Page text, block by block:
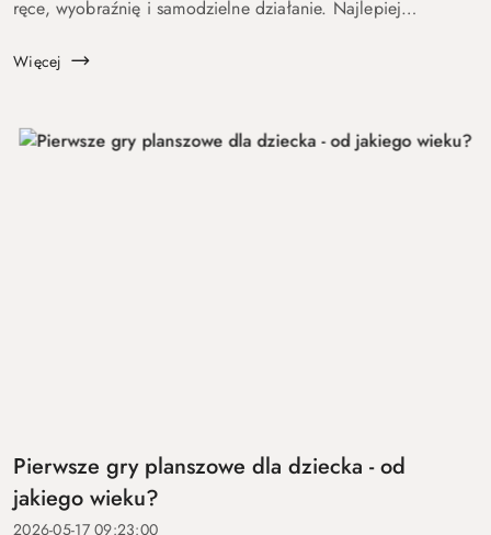
ręce, wyobraźnię i samodzielne działanie. Najlepiej
...
Więcej
Pierwsze gry planszowe dla dziecka - od
jakiego wieku?
2026-05-17 09:23:00